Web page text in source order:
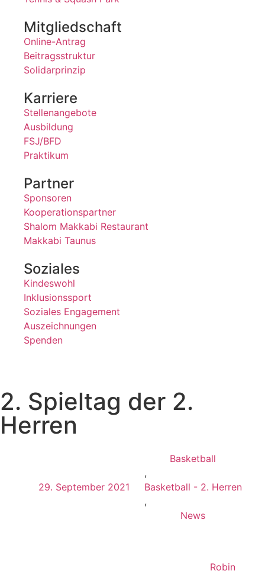
Mitgliedschaft
Online-Antrag
Beitragsstruktur
Solidarprinzip
Karriere
Stellenangebote
Ausbildung
FSJ/BFD
Praktikum
Partner
Sponsoren
Kooperationspartner
Shalom Makkabi Restaurant
Makkabi Taunus
Soziales
Kindeswohl
Inklusionssport
Soziales Engagement
Auszeichnungen
Spenden
2. Spieltag der 2.
Herren
29. September 2021
Basketball
,
Basketball - 2. Herren
,
News
Robin